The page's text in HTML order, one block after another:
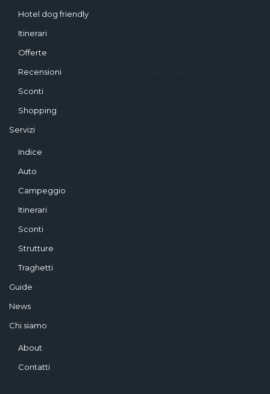
Hotel dog friendly
Itinerari
Offerte
Recensioni
Sconti
Shopping
Servizi
Indice
Auto
Campeggio
Itinerari
Sconti
Strutture
Traghetti
Guide
News
Chi siamo
About
Contatti